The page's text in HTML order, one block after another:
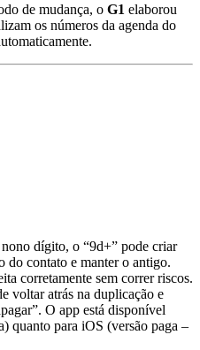
de mudança, o G1 elaborou
os números da agenda do
dígito, o “9d+” pode criar
do contato e manter o antigo.
corretamente sem correr riscos.
voltar atrás na duplicação e
O app está disponível
quanto para iOS (versão paga –